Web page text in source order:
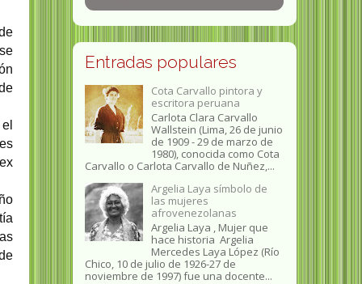
Entradas populares
Cota Carvallo pintora y
escritora peruana
Carlota Clara Carvallo
Wallstein (Lima, 26 de junio
de 1909 - 29 de marzo de
1980), conocida como Cota
Carvallo o Carlota Carvallo de Nuñez,...
Argelia Laya símbolo de
las mujeres
afrovenezolanas
Argelia Laya , Mujer que
hace historia Argelia
Mercedes Laya López (Río
Chico, 10 de julio de 1926-27 de
noviembre de 1997) fue una docente...